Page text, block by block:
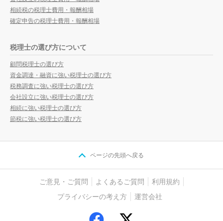
相続税の税理士費用・報酬相場
確定申告の税理士費用・報酬相場
税理士の選び方について
顧問税理士の選び方
資金調達・融資に強い税理士の選び方
税務調査に強い税理士の選び方
会社設立に強い税理士の選び方
相続に強い税理士の選び方
節税に強い税理士の選び方
ページの先頭へ戻る
ご意見・ご質問 よくあるご質問
利用規約
プライバシーの考え方
運営会社